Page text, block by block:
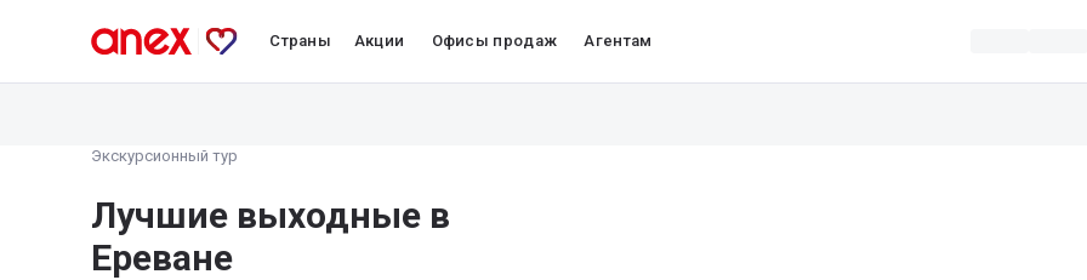
Страны Акции Офисы продаж Агентам
Экскурсионный тур
Лучшие выходные в
Ереване